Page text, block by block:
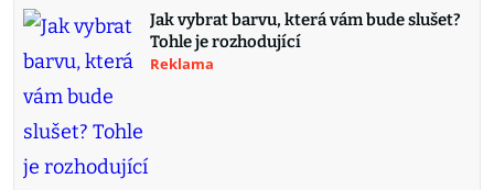
Jak vybrat barvu, která vám bude slušet?
Tohle je rozhodující
Reklama